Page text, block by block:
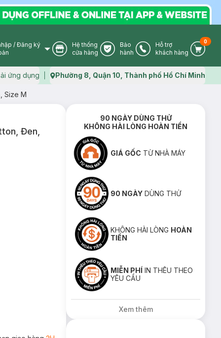
User Icon
/ Đăng ký
Store Icon
Hệ thống
cửa hàng
Warranty Icon
Bảo
hành
Phone Icon
Hỗ trợ
khách hàng
Cart
0
ứng dụng Map icon
Phường 8, Quận 10, Thành phố Hồ Chí Minh
Size M
Đen,
90 NGÀY DÙNG THỬ
KHÔNG HÀI LÒNG HOÀN TIỀN
GIÁ GỐC TỪ NHÀ MÁY
90 NGÀY DÙNG THỬ
KHÔNG HÀI LÒNG HOÀN
TIỀN
MIỄN PHÍ IN THÊU THEO
YÊU CẦU
Xem thêm